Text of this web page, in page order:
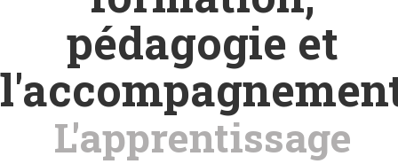
pédagogie et
L'apprentissage